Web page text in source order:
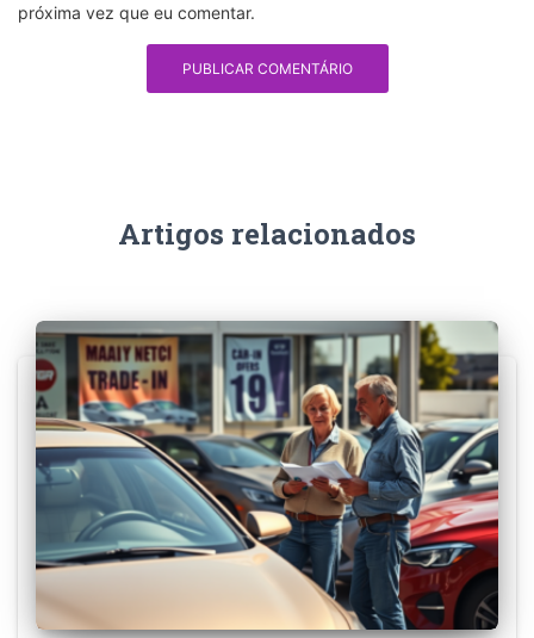
próxima vez que eu comentar.
Artigos relacionados